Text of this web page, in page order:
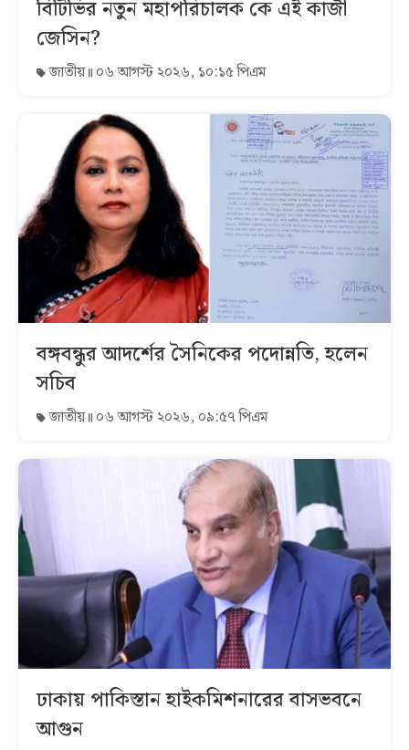
বিটিভির নতুন মহাপরিচালক কে এই কাজী
জেসিন?
জাতীয় ০৬ আগস্ট ২০২৬, ১০:১৫ পিএম
বঙ্গবন্ধুর আদর্শের সৈনিকের পদোন্নতি, হলেন
সচিব
জাতীয় ০৬ আগস্ট ২০২৬, ০৯:৫৭ পিএম
ঢাকায় পাকিস্তান হাইকমিশনারের বাসভবনে
আগুন